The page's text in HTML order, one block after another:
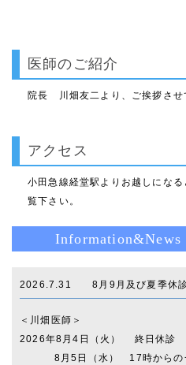
医師のご紹介
院長 川畑友二より、ご挨拶させ
アクセス
小田急線経堂駅よりお越しにな
覧下さい。
Information&News
2026.7.31 8月9月及び夏季休診
＜川畑医師＞
2026年8月4日（火） 終日休診
8月5日（水） 17時からの一